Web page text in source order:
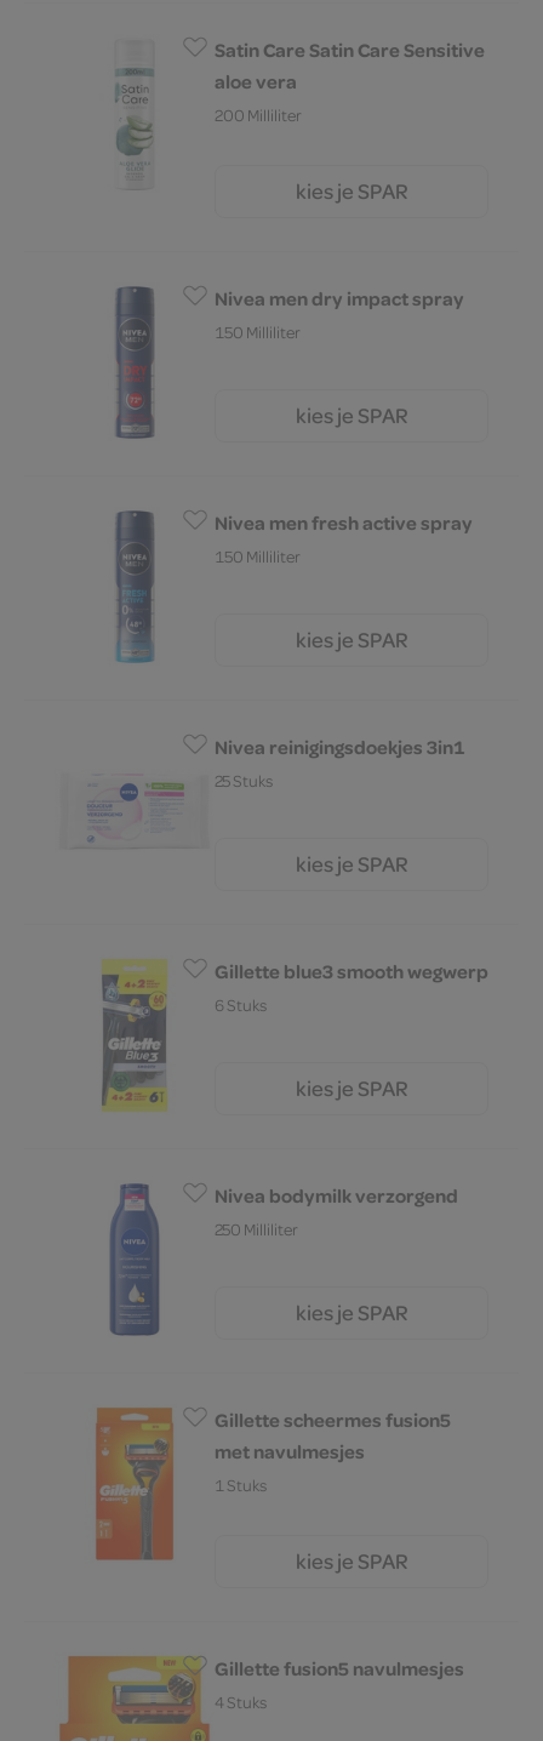
Satin Care Satin Care Sensitive
aloe vera
200 Milliliter
kies je SPAR
Nivea men dry impact spray
150 Milliliter
kies je SPAR
Nivea men fresh active spray
150 Milliliter
kies je SPAR
Nivea reinigingsdoekjes 3in1
25 Stuks
kies je SPAR
Gillette blue3 smooth wegwerp
6 Stuks
kies je SPAR
Nivea bodymilk verzorgend
250 Milliliter
kies je SPAR
Gillette scheermes fusion5
met navulmesjes
1 Stuks
kies je SPAR
Gillette fusion5 navulmesjes
4 Stuks